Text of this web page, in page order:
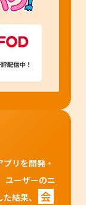
リを開発・
ユーザーのニ
結果、
会